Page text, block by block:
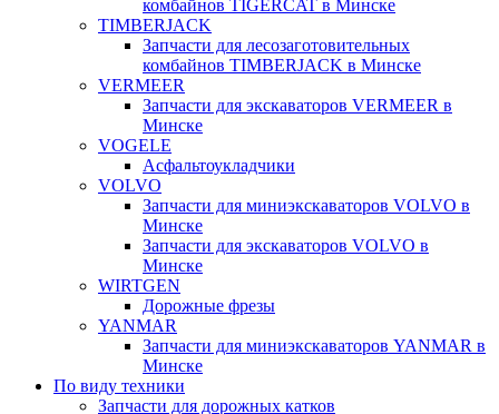
комбайнов TIGERCAT в Минске
TIMBERJACK
Запчасти для лесозаготовительных
комбайнов TIMBERJACK в Минске
VERMEER
Запчасти для экскаваторов VERMEER в
Минске
VOGELE
Асфальтоукладчики
VOLVO
Запчасти для миниэкскаваторов VOLVO в
Минске
Запчасти для экскаваторов VOLVO в
Минске
WIRTGEN
Дорожные фрезы
YANMAR
Запчасти для миниэкскаваторов YANMAR в
Минске
По виду техники
Запчасти для дорожных катков